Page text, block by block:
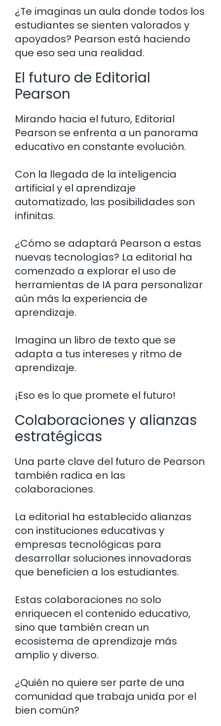
¿Te imaginas un aula donde todos los
estudiantes se sienten valorados y
apoyados? Pearson está haciendo
que eso sea una realidad.
El futuro de Editorial
Pearson
Mirando hacia el futuro, Editorial
Pearson se enfrenta a un panorama
educativo en constante evolución.
Con la llegada de la inteligencia
artificial y el aprendizaje
automatizado, las posibilidades son
infinitas.
¿Cómo se adaptará Pearson a estas
nuevas tecnologías? La editorial ha
comenzado a explorar el uso de
herramientas de IA para personalizar
aún más la experiencia de
aprendizaje.
Imagina un libro de texto que se
adapta a tus intereses y ritmo de
aprendizaje.
¡Eso es lo que promete el futuro!
Colaboraciones y alianzas
estratégicas
Una parte clave del futuro de Pearson
también radica en las
colaboraciones.
La editorial ha establecido alianzas
con instituciones educativas y
empresas tecnológicas para
desarrollar soluciones innovadoras
que beneficien a los estudiantes.
Estas colaboraciones no solo
enriquecen el contenido educativo,
sino que también crean un
ecosistema de aprendizaje más
amplio y diverso.
¿Quién no quiere ser parte de una
comunidad que trabaja unida por el
bien común?